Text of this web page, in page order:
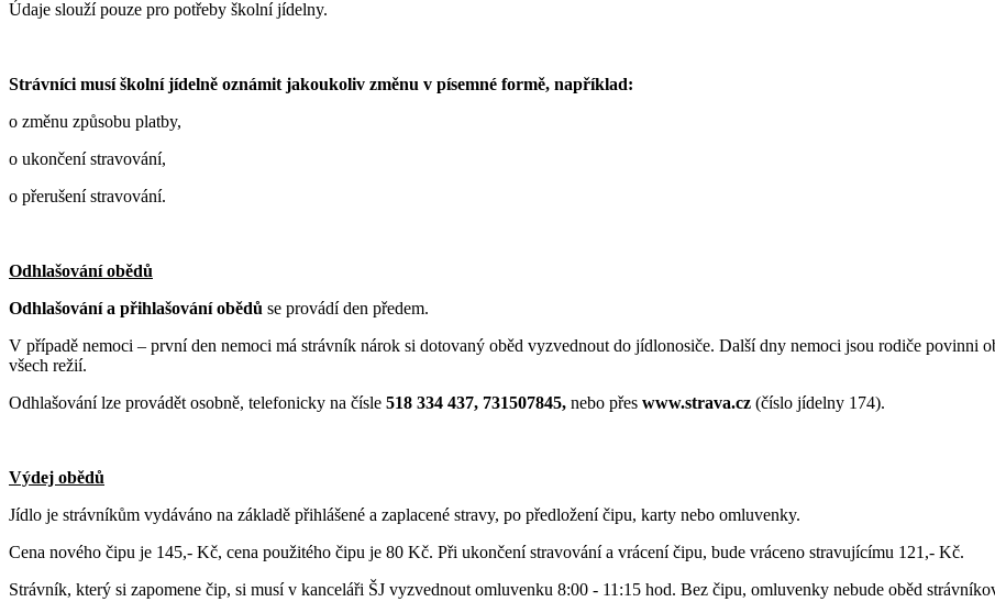
Údaje slouží pouze pro potřeby školní jídelny.
Strávníci musí školní jídelně oznámit jakoukoliv změnu v písemné formě, například:
o změnu způsobu platby,
o ukončení stravování,
o přerušení stravování.
Odhlašování obědů
Odhlašování a přihlašování obědů se provádí den předem.
V případě nemoci – první den nemoci má strávník nárok si dotovaný oběd vyzvednout do jídlonosiče. Další dny nemoci jsou rodiče povinni
všech režií.
Odhlašování lze provádět osobně, telefonicky na čísle 518 334 437, 731507845, nebo přes www.strava.cz (číslo jídelny 174).
Výdej obědů
Jídlo je strávníkům vydáváno na základě přihlášené a zaplacené stravy, po předložení čipu, karty nebo omluvenky.
Cena nového čipu je 145,- Kč, cena použitého čipu je 80 Kč. Při ukončení stravování a vrácení čipu, bude vráceno stravujícímu 121,- Kč.
Strávník, který si zapomene čip, si musí v kanceláři ŠJ vyzvednout omluvenku 8:00 - 11:15 hod. Bez čipu, omluvenky nebude oběd